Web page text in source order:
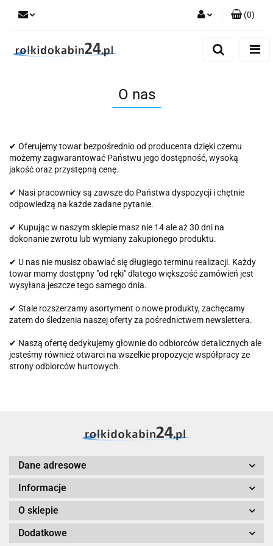
(0)
O nas
✔ Oferujemy towar bezpośrednio od producenta dzięki czemu
możemy zagwarantować Państwu jego dostępność, wysoką
jakość oraz przystępną cenę.
✔ Nasi pracownicy są zawsze do Państwa dyspozycji i chętnie
odpowiedzą na każde zadane pytanie.
✔ Kupując w naszym sklepie masz nie 14 ale aż 30 dni na
dokonanie zwrotu lub wymiany zakupionego produktu.
✔ U nas nie musisz obawiać się długiego terminu realizacji. Każdy
towar mamy dostępny "od ręki" dlatego większość zamówień jest
wysyłana jeszcze tego samego dnia.
✔ Stale rozszerzamy asortyment o nowe produkty, zachęcamy
zatem do śledzenia naszej oferty za pośrednictwem newslettera.
✔ Naszą ofertę dedykujemy głownie do odbiorców detalicznych ale
jesteśmy również otwarci na wszelkie propozycje współpracy ze
strony odbiorców hurtowych.
Dane adresowe
Informacje
O sklepie
Dodatkowe